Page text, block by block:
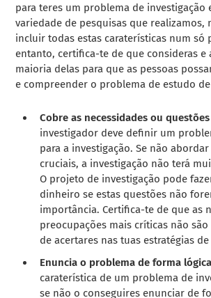
para teres um problema de investigação
variedade de pesquisas que realizamos,
incluir todas estas caraterísticas num só
entanto, certifica-te de que consideras e
maioria delas para que as pessoas
e compreender o problema de estudo
Cobre as necessidades ou
investigador deve definir um
para a investigação. Se não
cruciais, a investigação não terá
O projeto de investigação pode
dinheiro se estas questões não
importância. Certifica-te de que as
preocupações mais críticas não
de acertares nas tuas estratégias
Enuncia o problema de forma
caraterística de um problema de
se não o conseguires enunciar de